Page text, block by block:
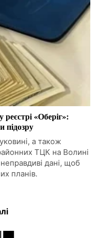
«Оберіг»:
підозру
а також
ТЦК на Волині
дані, щоб
планів.